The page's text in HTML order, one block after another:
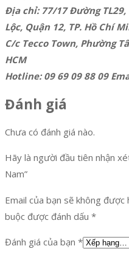
Địa chỉ: 77/17 Đường TL29,
Lộc, Quận 12, TP. Hồ Chí
C/c Tecco Town, Phường
HCM
Hotline: 09 69 09 88 09
Đánh giá
Chưa có đánh giá nào.
Hãy là người đầu tiên nhận
Nam”
Email của bạn sẽ không được
buộc được đánh dấu *
Đánh giá của bạn *